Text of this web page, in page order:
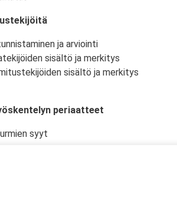
ja arviointi
sisältö ja merkitys
sisältö ja merkitys
periaatteet
syyt